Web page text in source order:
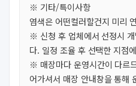
※ 기타/특이사항
염색은 어떤컬러할건지 미리
※ 신청 후 업체에서 선정시
다. 일정 조율 후 선택한 지점
※ 매장마다 운영시간이 다르
어가셔서 매장 안내창을 통해